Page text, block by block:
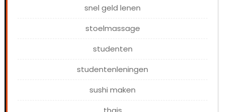
snel geld lenen
stoelmassage
studenten
studentenleningen
sushi maken